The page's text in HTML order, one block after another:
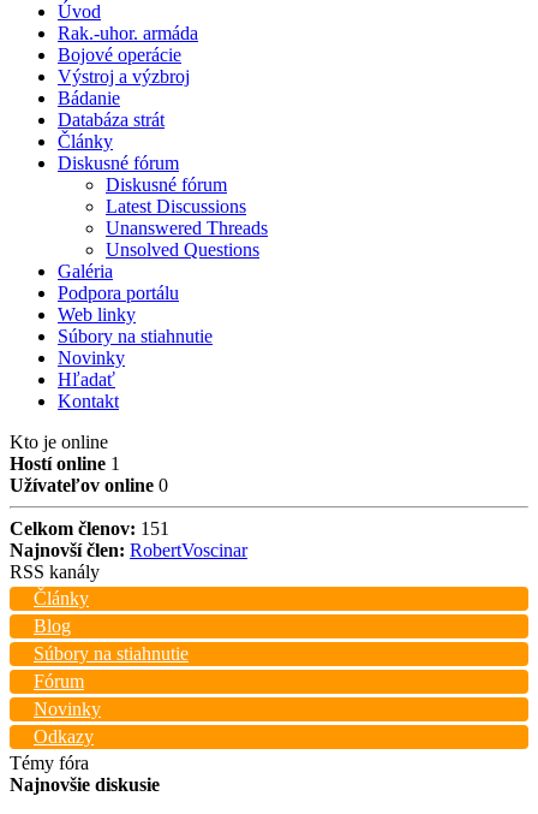
Úvod
Rak.-uhor. armáda
Bojové operácie
Výstroj a výzbroj
Bádanie
Databáza strát
Články
Diskusné fórum
Diskusné fórum
Latest Discussions
Unanswered Threads
Unsolved Questions
Galéria
Podpora portálu
Web linky
Súbory na stiahnutie
Novinky
Hľadať
Kontakt
Kto je online
Hostí online 1
Užívateľov online 0
Celkom členov: 151
Najnovší člen: RobertVoscinar
RSS kanály
Články
Blog
Súbory na stiahnutie
Fórum
Novinky
Odkazy
Témy fóra
Najnovšie diskusie